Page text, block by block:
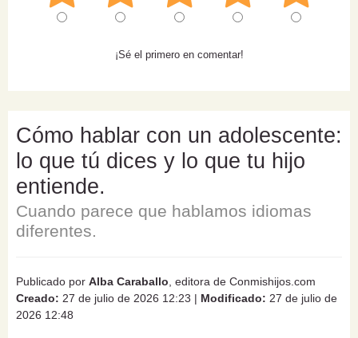
¡Sé el primero en comentar!
Cómo hablar con un adolescente:
lo que tú dices y lo que tu hijo
entiende.
Cuando parece que hablamos idiomas
diferentes.
Publicado por Alba Caraballo , editora de Conmishijos.com
Creado: 27 de julio de 2026 12:23 | Modificado: 27 de julio de
2026 12:48